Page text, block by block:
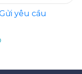
yêu cầu